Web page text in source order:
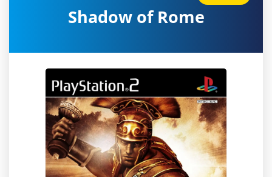
Shadow of Rome